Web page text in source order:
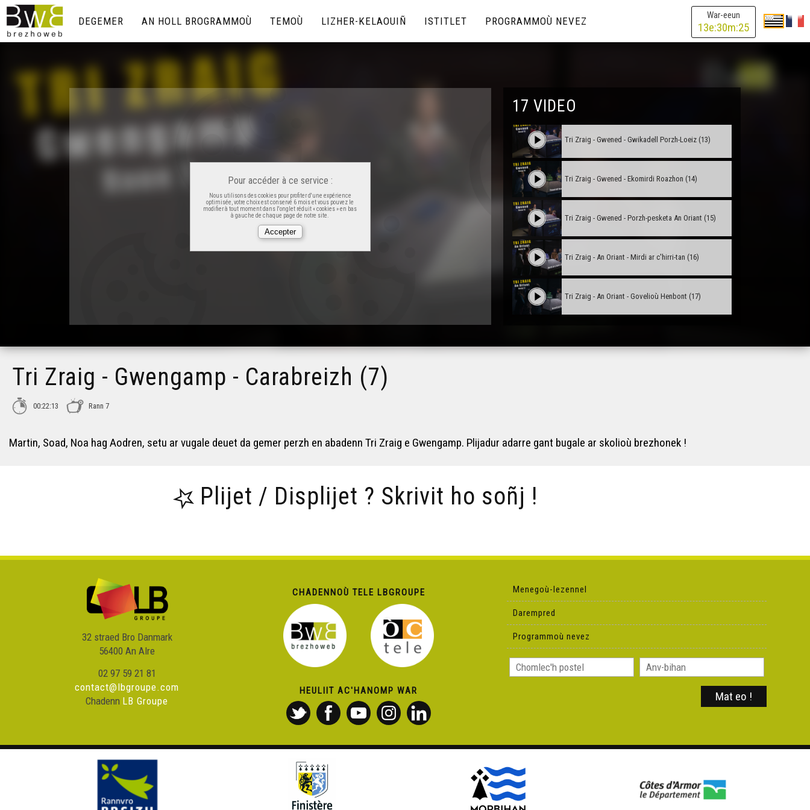
War-eeun
13e:30m:25
DEGEMER AN HOLL BROGRAMMOÙ TEMOÙ LIZHER-KELAOUIÑ ISTITLET PROGRAMMOÙ NEVEZ
Pour accéder à ce service :
Nous utilisons des cookies pour profiter d'une expérience
optimisée, votre choix est conservé 6 mois et vous pouvez le
modifier à tout moment dans l'onglet réduit « cookies » en bas
à gauche de chaque page de notre site.
17 VIDEO
Tri Zraig - Kemper - Breselien (10)
Tri Zraig - Kemper - Maner Kerazan (12)
Tri Zraig - Gwened - Gwikadell Porzh-Loeiz (13)
Tri Zraig - Gwened - Ekomirdi Roazhon (14)
Tri Zraig - Gwened - Porzh-pesketa An Oriant (15)
Tri Zraig - An Oriant - Mirdi ar c'hirri-tan (16)
Tri Zraig - An Oriant - Govelioù Henbont (17)
Tri Zraig - Gwengamp - Carabreizh (7)
00:22:13 Rann 7
Martin, Soad, Noa hag Aodren, setu ar vugale deuet da gemer perzh en abadenn Tri Zraig e Gwengamp. Plijadur adarre gant bugale ar skolioù brezhonek !
Plijet / Displijet ? Skrivit ho soñj !
32 straed Bro Danmark
56400 An Alre
02 97 59 21 81
contact@lbgroupe.com
Chadenn LB Groupe
CHADENNOÙ TELE LBGROUPE
HEULIIT AC'HANOMP WAR
Menegoù-lezennel
Darempred
Programmoù nevez